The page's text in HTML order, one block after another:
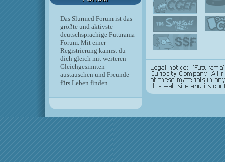
Das Slurmed Forum ist das
größte und aktivste
deutschsprachige Futurama-
Forum. Mit einer
Registrierung kannst du
dich gleich mit weiteren
Gleichgesinnten
austauschen und Freunde
fürs Leben finden.